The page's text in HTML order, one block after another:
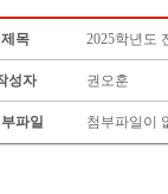
제목 2025학년도
성자 권오훈
파일 첨부파일이